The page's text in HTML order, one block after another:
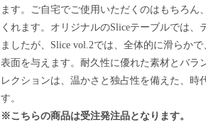
ます。ご自宅でご使用いただくのはもちろん
くれます。オリジナルのSliceテーブルでは、
ましたが、Slice vol.2では、全体的に滑らか
表面を与えます。耐久性に優れた素材とバラ
レクションは、温かさと独占性を備えた、時
す。
※こちらの商品は受注発注品となります。